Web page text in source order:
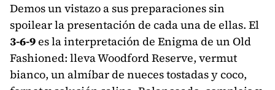
Demos un vistazo a sus preparaciones sin
spoilear la presentación de cada una de ellas. El
3-6-9es la interpretación de Enigma de un Old
Fashioned: lleva Woodford Reserve, vermut
bianco, un almíbar de nueces tostadas y coco,